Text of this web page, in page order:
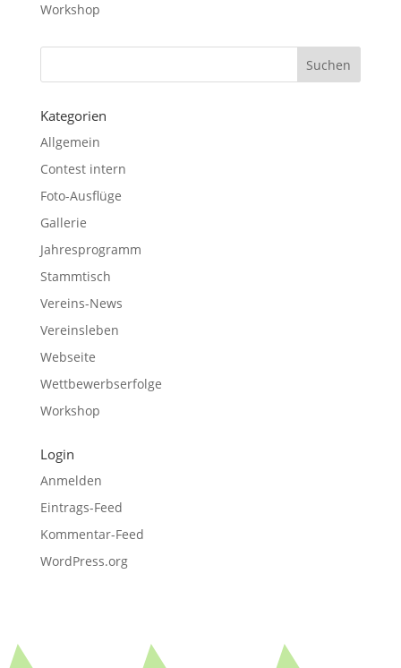
Workshop
Kategorien
Allgemein
Contest intern
Foto-Ausflüge
Gallerie
Jahresprogramm
Stammtisch
Vereins-News
Vereinsleben
Webseite
Wettbewerbserfolge
Workshop
Login
Anmelden
Eintrags-Feed
Kommentar-Feed
WordPress.org